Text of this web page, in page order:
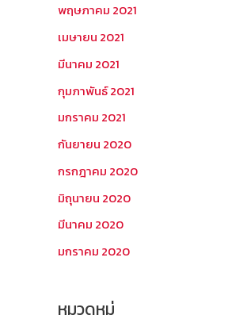
พฤษภาคม 2021
เมษายน 2021
มีนาคม 2021
กุมภาพันธ์ 2021
มกราคม 2021
กันยายน 2020
กรกฎาคม 2020
มิถุนายน 2020
มีนาคม 2020
มกราคม 2020
หมวดหมู่